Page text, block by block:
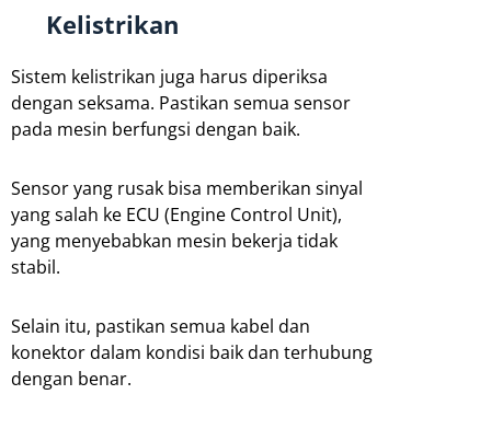
Kelistrikan
Sistem kelistrikan juga harus diperiksa
dengan seksama. Pastikan semua sensor
pada mesin berfungsi dengan baik.
Sensor yang rusak bisa memberikan sinyal
yang salah ke ECU (Engine Control Unit),
yang menyebabkan mesin bekerja tidak
stabil.
Selain itu, pastikan semua kabel dan
konektor dalam kondisi baik dan terhubung
dengan benar.